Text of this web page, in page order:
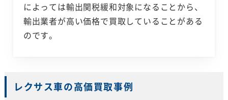
によっては輸出関税緩和対象になることから、
輸出業者が高い価格で買取していることがある
のです。
レクサス車の高価買取事例